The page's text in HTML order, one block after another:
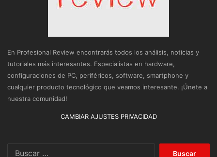
En Profesional Review encontrarás todos los análisis, noticias y
tutoriales más interesantes. Especialistas en hardware,
configuraciones de PC, periféricos, software, smartphone y
cualquier producto tecnológico que veamos interesante. ¡Únete a
nuestra comunidad!
CAMBIAR AJUSTES PRIVACIDAD